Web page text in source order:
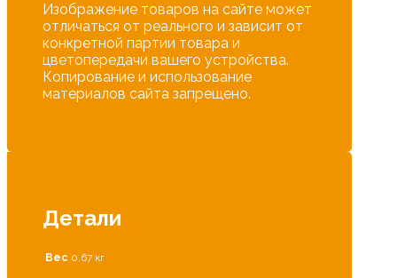
Изображение товаров на сайте может
отличаться от реального и зависит от
конкретной партии товара и
цветопередачи вашего устройства.
Копирование и использование
материалов сайта запрещено.
Детали
Вес 0,67 кг